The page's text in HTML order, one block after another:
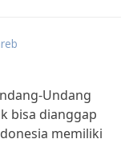
Undang
bisa dianggap
memiliki